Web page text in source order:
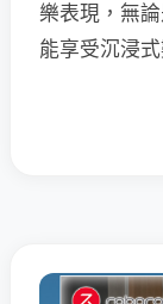
樂表現，無
能享受沉浸